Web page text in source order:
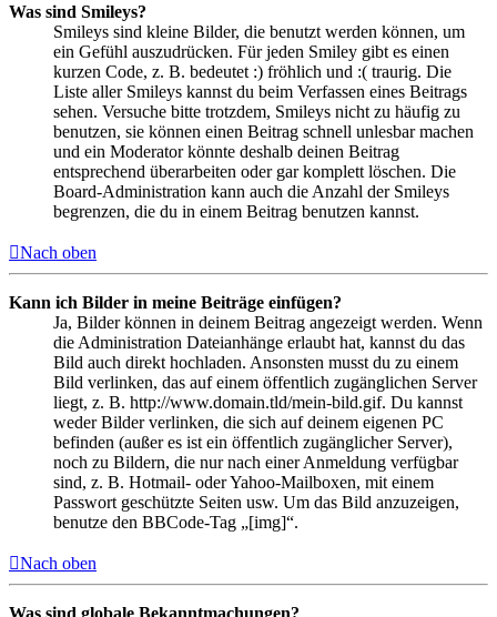
Was sind Smileys?
Smileys sind kleine Bilder, die benutzt werden können, um
ein Gefühl auszudrücken. Für jeden Smiley gibt es einen
kurzen Code, z. B. bedeutet :) fröhlich und :( traurig. Die
Liste aller Smileys kannst du beim Verfassen eines Beitrags
sehen. Versuche bitte trotzdem, Smileys nicht zu häufig zu
benutzen, sie können einen Beitrag schnell unlesbar machen
und ein Moderator könnte deshalb deinen Beitrag
entsprechend überarbeiten oder gar komplett löschen. Die
Board-Administration kann auch die Anzahl der Smileys
begrenzen, die du in einem Beitrag benutzen kannst.
Nach oben
Kann ich Bilder in meine Beiträge einfügen?
Ja, Bilder können in deinem Beitrag angezeigt werden. Wenn
die Administration Dateianhänge erlaubt hat, kannst du das
Bild auch direkt hochladen. Ansonsten musst du zu einem
Bild verlinken, das auf einem öffentlich zugänglichen Server
liegt, z. B. http://www.domain.tld/mein-bild.gif. Du kannst
weder Bilder verlinken, die sich auf deinem eigenen PC
befinden (außer es ist ein öffentlich zugänglicher Server),
noch zu Bildern, die nur nach einer Anmeldung verfügbar
sind, z. B. Hotmail- oder Yahoo-Mailboxen, mit einem
Passwort geschützte Seiten usw. Um das Bild anzuzeigen,
benutze den BBCode-Tag „[img]“.
Nach oben
Was sind globale Bekanntmachungen?